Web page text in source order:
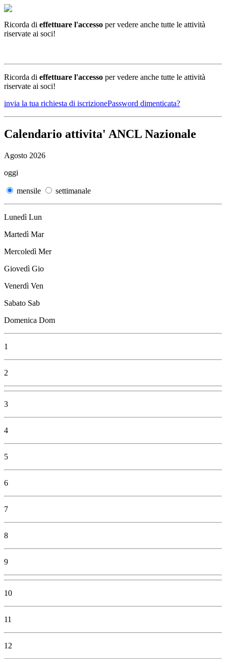
Ricorda di effettuare l'accesso per vedere anche tutte le attività
riservate ai soci!
Ricorda di effettuare l'accesso per vedere anche tutte le attività
riservate ai soci!
invia la tua richiesta di iscrizionePassword dimenticata?
Calendario attivita' ANCL Nazionale
Agosto 2026
oggi
mensile settimanale
Lunedì Lun
Martedì Mar
Mercoledì Mer
Giovedì Gio
Venerdì Ven
Sabato Sab
Domenica Dom
1
2
3
4
5
6
7
8
9
10
11
12